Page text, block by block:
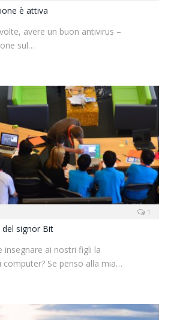
è attiva
avere un buon antivirus –
sul…
1
signor Bit
ai nostri figli la
Se penso alla mia…